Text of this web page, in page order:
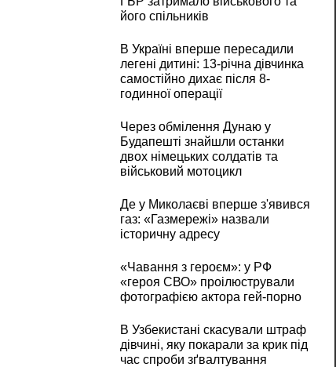
його спільників
В Україні вперше пересадили
легені дитині: 13-річна дівчинка
самостійно дихає після 8-
годинної операції
Через обмілення Дунаю у
Будапешті знайшли останки
двох німецьких солдатів та
військовий мотоцикл
Де у Миколаєві вперше з'явився
газ: «Газмережі» назвали
історичну адресу
«Чавання з героєм»: у РФ
«героя СВО» проілюстрували
фотографією актора гей-порно
В Узбекистані скасували штраф
дівчині, яку покарали за крик під
час спроби зґвалтування